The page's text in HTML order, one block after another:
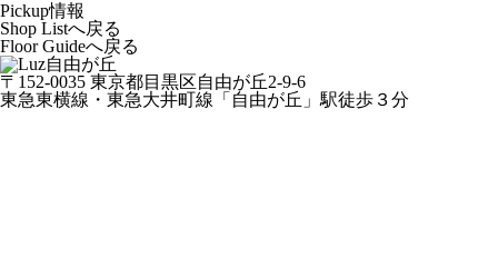
Pickup情報
Shop Listへ戻る
Floor Guideへ戻る
〒152-0035 東京都目黒区自由が丘2-9-6
東急東横線・東急大井町線「自由が丘」駅徒歩３分